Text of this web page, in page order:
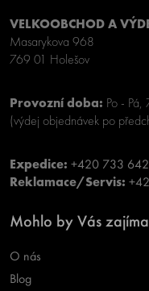
VELKOOBCHOD A
Masarykova 968
769 01 Holešov
Provozní doba: Po -
(výdej objednávek po
Expedice: +420 733
Reklamace/Servis:
Mohlo by Vás
O nás
Blog